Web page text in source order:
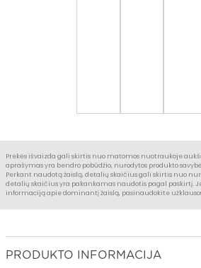
Prekės išvaizda gali skirtis nuo matomos nuotraukoje
aprašymas yra bendro pobūdžio, nurodytos produkto
Perkant naudotą žaislą, detalių skaičius gali skirtis nuo
detalių skaičius yra pakankamas naudotis pagal paskirtį.
informaciją apie dominantį žaislą, pasinaudokite
PRODUKTO INFORMACIJA